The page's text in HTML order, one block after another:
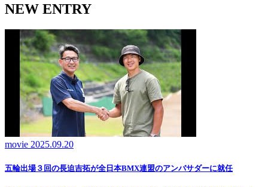
NEW ENTRY
movie 2025.09.20
五輪出場３回の長迫吉拓が全日本BMX連盟のアンバサダーに就任